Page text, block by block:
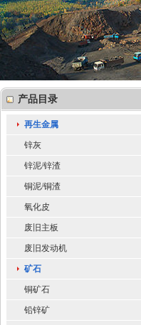
产品目录
再生金属
锌灰
锌泥/锌渣
铜泥/铜渣
氧化皮
废旧主板
废旧发动机
矿石
铜矿石
铅锌矿